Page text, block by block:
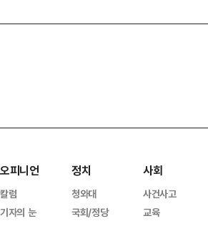
오피니언
칼럼
기자의 눈
정치
청와대
국회/정당
사회
사건사고
교육